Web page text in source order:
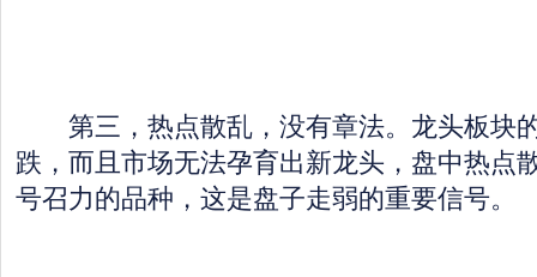
第三，热点散乱，没有章法。龙头板块
跌，而且市场无法孕育出新龙头，盘中热点
号召力的品种，这是盘子走弱的重要信号。